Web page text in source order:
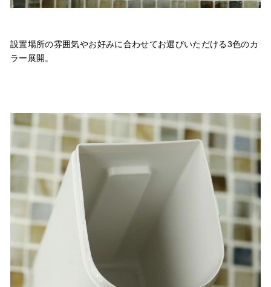
設置場所の雰囲気やお好みに合わせてお選びいただける3色のカ
ラー展開。